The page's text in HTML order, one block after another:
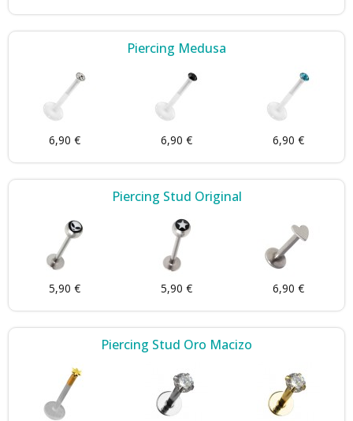
Piercing Medusa
6,90 € 6,90 € 6,90 €
Piercing Stud Original
5,90 € 5,90 € 6,90 €
Piercing Stud Oro Macizo